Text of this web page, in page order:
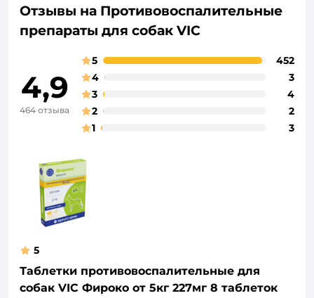
Отзывы на Противовоспалительные
препараты для собак VIC
4,9
464 отзыва
5
452
4
3
3
4
2
2
1
3
5
Таблетки противовоспалительные для
собак VIC Фироко от 5кг 227мг 8 таблеток